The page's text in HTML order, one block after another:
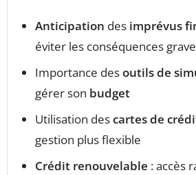
Anticipation des imprévus
éviter les conséquences
Importance desoutils de
gérer son budget
Utilisation descartes de
gestion plus flexible
Crédit renouvelable : accès